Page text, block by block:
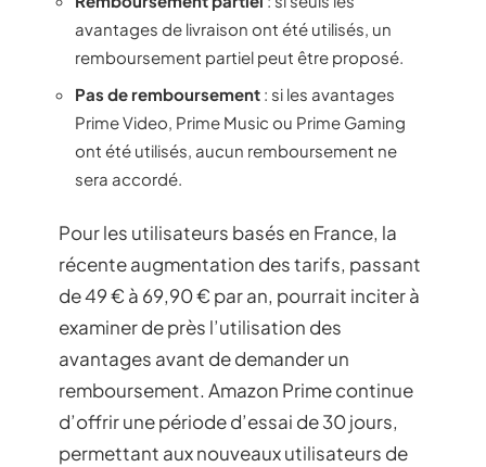
avantages de livraison ont été utilisés, un
remboursement partiel peut être proposé.
Pas de remboursement : si les avantages
Prime Video, Prime Music ou Prime Gaming
ont été utilisés, aucun remboursement ne
sera accordé.
Pour les utilisateurs basés en France, la
récente augmentation des tarifs, passant
de 49 € à 69,90 € par an, pourrait inciter à
examiner de près l’utilisation des
avantages avant de demander un
remboursement. Amazon Prime continue
d’offrir une période d’essai de 30 jours,
permettant aux nouveaux utilisateurs de